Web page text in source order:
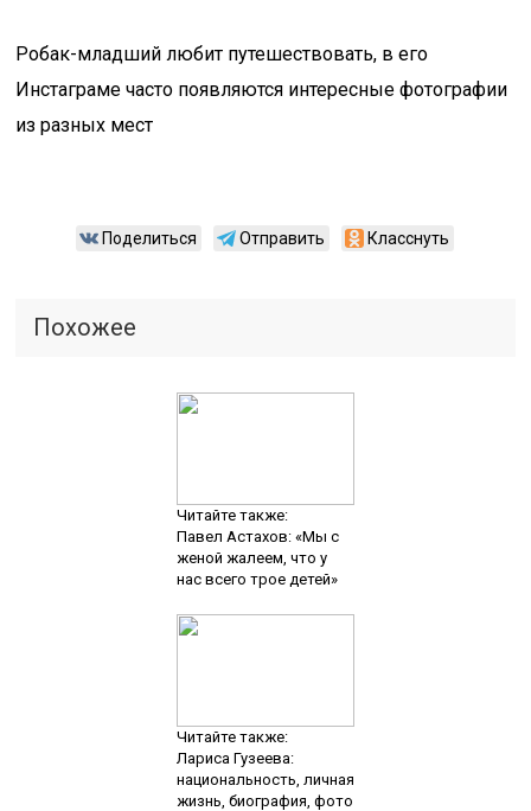
Робак-младший любит путешествовать, в его
Инстаграме часто появляются интересные фотографии
из разных мест
Поделиться Отправить Класснуть
Похожее
Читайте также:
Павел Астахов: «Мы с
женой жалеем, что у
нас всего трое детей»
Читайте также:
Лариса Гузеева:
национальность, личная
жизнь, биография, фото